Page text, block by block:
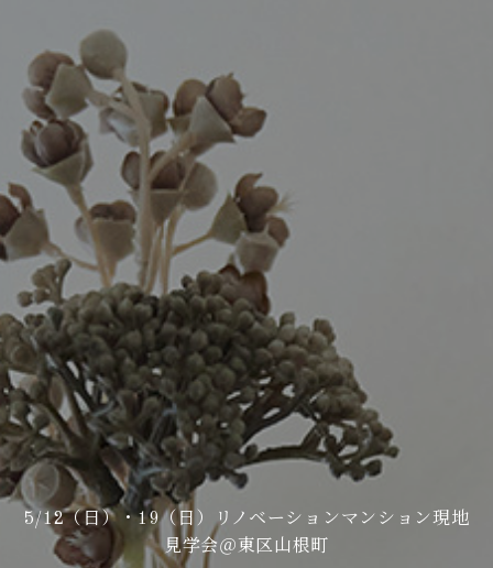
5/12（日）・19（日）リノベーションマンション現地
見学会＠東区山根町